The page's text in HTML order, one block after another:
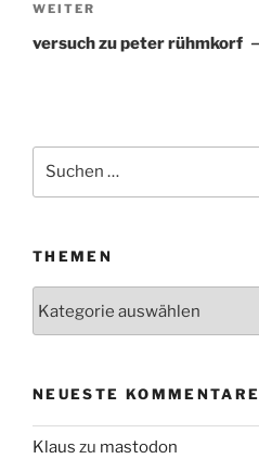
Nächster
Beitrag
WEITER
versuch zu peter rühmkorf
Suchen
THEMEN
NEUESTE KOMMENTARE
Klaus zu mastodon